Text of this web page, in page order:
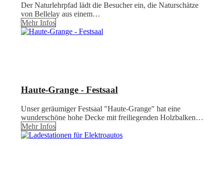
Der Naturlehrpfad lädt die Besucher ein, die Naturschätze
von Bellelay aus einem…
Mehr Infos
Haute-Grange - Festsaal
Unser geräumiger Festsaal "Haute-Grange" hat eine
wunderschöne hohe Decke mit freiliegenden Holzbalken…
Mehr Infos